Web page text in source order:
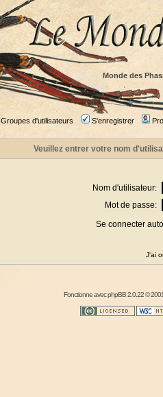
Monde des
Groupes d'utilisateurs S'enregistrer
Veuillez entrer votre nom
Nom d'utilisateur:
Mot de passe:
Se connecter
J'ai
Fonctionne avecphpBB2.0.22 ©